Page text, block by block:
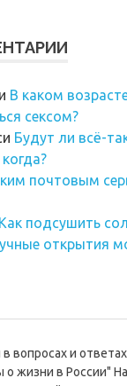
В каком
сексом?
Будут ли всё-
почтовым
Как подсушить
открытия
вопросах и
о жизни в России"